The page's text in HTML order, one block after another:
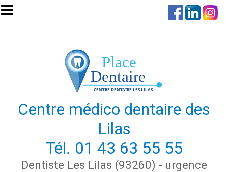
Aller au contenu principal
Centre médico dentaire des
Lilas
Tél. 01 43 63 55 55
Dentiste Les Lilas (93260) - urgence